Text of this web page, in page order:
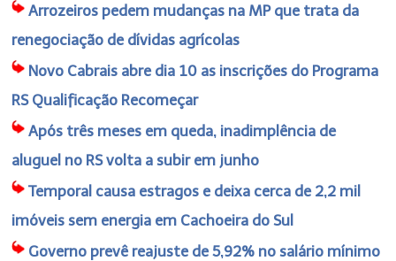
Arrozeiros pedem mudanças na MP que trata da
renegociação de dívidas agrícolas
Novo Cabrais abre dia 10 as inscrições do Programa
RS Qualificação Recomeçar
Após três meses em queda, inadimplência de
aluguel no RS volta a subir em junho
Temporal causa estragos e deixa cerca de 2,2 mil
imóveis sem energia em Cachoeira do Sul
Governo prevê reajuste de 5,92% no salário mínimo